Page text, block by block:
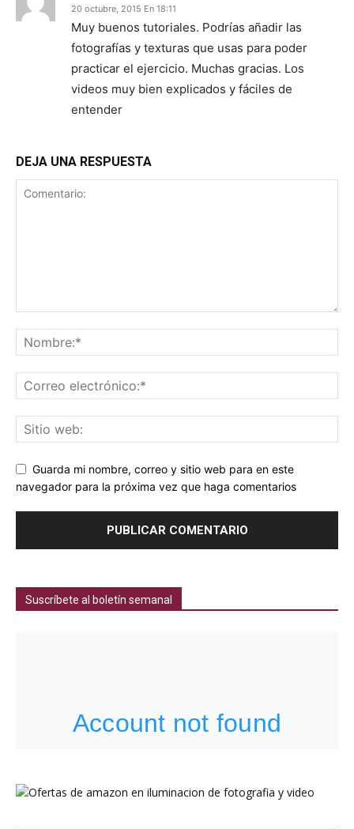
20 octubre, 2015 En 18:11
Muy buenos tutoriales. Podrías añadir las
fotografías y texturas que usas para poder
practicar el ejercicio. Muchas gracias. Los
videos muy bien explicados y fáciles de
entender
DEJA UNA RESPUESTA
Guarda mi nombre, correo y sitio web para en este
navegador para la próxima vez que haga comentarios
Suscríbete al boletín semanal